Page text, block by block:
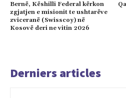
Bernë, Këshilli Federal kërkon
zgjatjen e misionit te ushtarëve
zviceranë (Swisscoy) në
Kosovë deri ne vitin 2026
Derniers articles